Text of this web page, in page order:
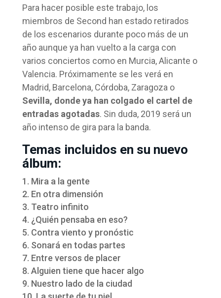
Para hacer posible este trabajo, los
miembros de Second han estado retirados
de los escenarios durante poco más de un
año aunque ya han vuelto a la carga con
varios conciertos como en Murcia, Alicante o
Valencia. Próximamente se les verá en
Madrid, Barcelona, Córdoba, Zaragoza o
Sevilla, donde ya han colgado el cartel de
entradas agotadas. Sin duda, 2019 será un
año intenso de gira para la banda.
Temas incluidos en su nuevo
álbum:
Mira a la gente
En otra dimensión
Teatro infinito
¿Quién pensaba en eso?
Contra viento y pronóstic
Sonará en todas partes
Entre versos de placer
Alguien tiene que hacer algo
Nuestro lado de la ciudad